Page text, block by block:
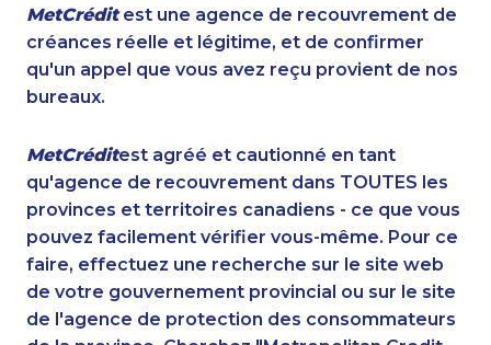
MetCréditest une agence de recouvrement de
créances réelle et légitime, et de confirmer
qu'un appel que vous avez reçu provient de nos
bureaux.
MetCréditest agréé et cautionné en tant
qu'agence de recouvrement dans TOUTES les
provinces et territoires canadiens - ce que vous
pouvez facilement vérifier vous-même. Pour ce
faire, effectuez une recherche sur le site web
de votre gouvernement provincial ou sur le site
de l'agence de protection des consommateurs